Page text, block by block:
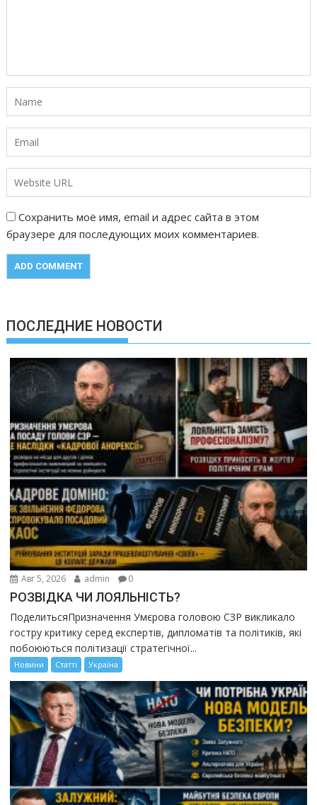
Сохранить моё имя, email и адрес сайта в этом
браузере для последующих моих комментариев.
ПОСЛЕДНИЕ НОВОСТИ
Авг 5, 2026 admin 0
РОЗВІДКА ЧИ ЛОЯЛЬНІСТЬ?
ПоделитьсяПризначення Умєрова головою СЗР викликало
гостру критику серед експертів, дипломатів та політиків, які
побоюються політизації стратегічної...
Новини Статті Україна